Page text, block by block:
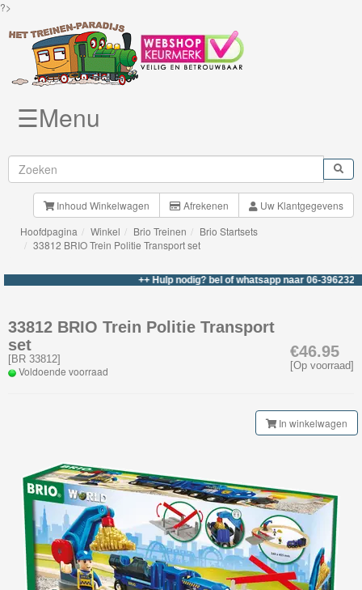
?>
Brio
Treinen
Nieuwe
My
First
Railway
Brio
Smart
Tech
Brio
Treinenset
☰Menu
Inhoud Winkelwagen Afrekenen
Uw Klantgegevens
Hoofdpagina
Winkel Brio Treinen
Brio Startsets
33812 BRIO Trein Politie Transport set
++ Hulp nodig? bel of whatsapp naar 06-39623276
€46.95
[Op voorraad]
33812 BRIO Trein Politie Transport
set
[BR 33812]
Voldoende voorraad
In winkelwagen